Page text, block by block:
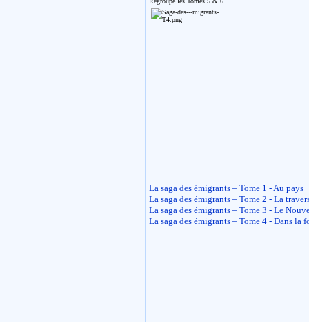
La saga des émigrants – Tome 1 - Au pays
La saga des émigrants – Tome 2 - La
La saga des émigrants – Tome 3 - Le
La saga des émigrants – Tome 4 - Dans la